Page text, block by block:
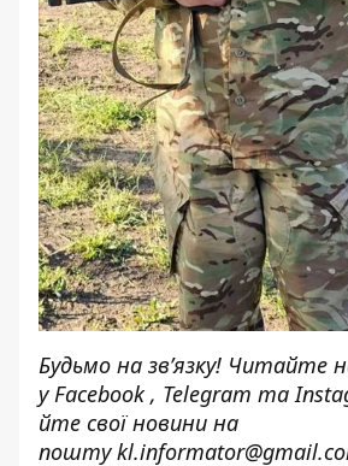
Будьмо на зв’язку! Читайте
у Facebook, Telegram та
йте свої новини на
пошту